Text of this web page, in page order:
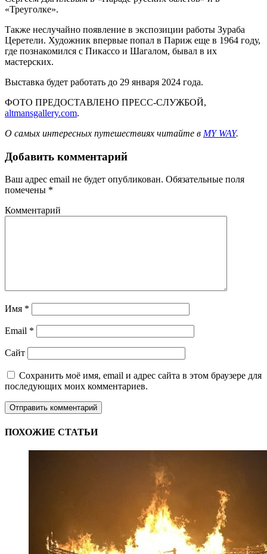
«Треуголке».
Также неслучайно появление в экспозиции работы Зураба
Церетели. Художник впервые попал в Париж еще в 1964 году,
где познакомился с Пикассо и Шагалом, бывал в их
мастерских.
Выставка будет работать до 29 января 2024 года.
ФОТО ПРЕДОСТАВЛЕНО ПРЕСС-СЛУЖБОЙ,
altmansgallery.com.
О самых интересных путешествиях читайте в MY WAY.
Добавить комментарий
Ваш адрес email не будет опубликован. Обязательные поля
помечены *
Комментарий
Имя *
Email *
Сайт
Сохранить моё имя, email и адрес сайта в этом браузере для
последующих моих комментариев.
ПОХОЖИЕ СТАТЬИ